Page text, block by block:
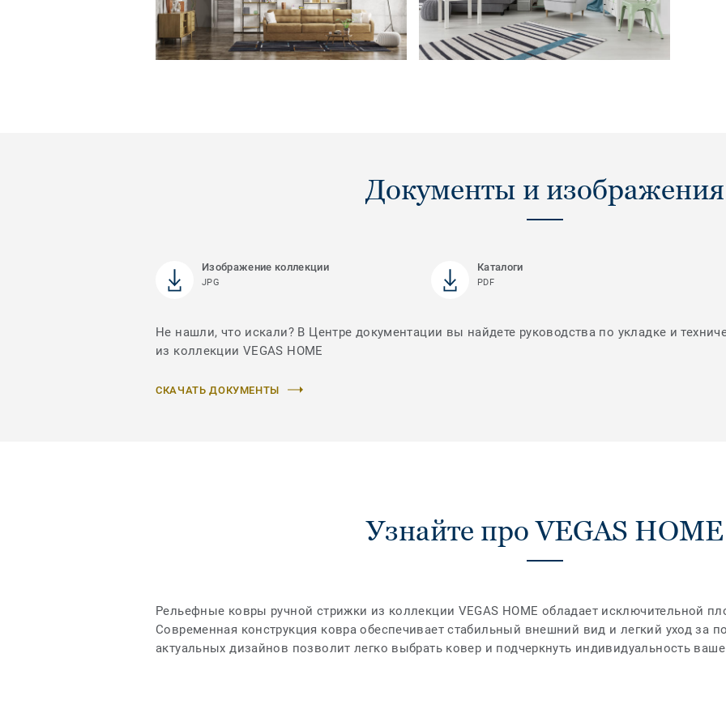
Документы и изображения
Изображение коллекции
JPG
Каталоги
PDF
Не нашли, что искали? В Центре документации вы найдете руководства по укладке и
из коллекции VEGAS HOME
СКАЧАТЬ ДОКУМЕНТЫ
Узнайте про VEGAS HOME
Рельефные ковры ручной стрижки из коллекции VEGAS HOME обладает исключительной
Современная конструкция ковра обеспечивает стабильный внешний вид и легкий уход за
актуальных дизайнов позволит легко выбрать ковер и подчеркнуть индивидуальность